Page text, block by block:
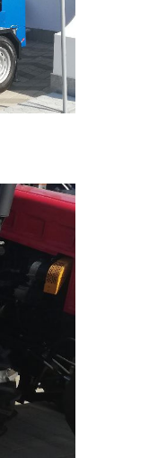
Погрузочное
Сальсксельмаш в